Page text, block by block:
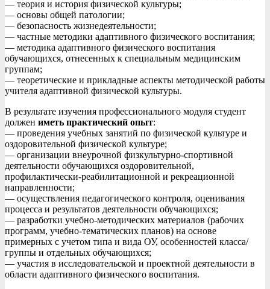
— теория и история физической культуры;
— основы общей патологии;
— безопасность жизнедеятельности;
— частные методики адаптивного физического воспитания;
— методика адаптивного физического воспитания
обучающихся, отнесенных к специальным медицинским
группам;
— теоретические и прикладные аспекты методической работы
учителя адаптивной физической культуры.
В результате изучения профессионального модуля студент
должен иметь практический опыт:
— проведения учебных занятий по физической культуре и
оздоровительной физической культуре;
— организации внеурочной физкультурно-спортивной
деятельности обучающихся оздоровительной,
профилактически-реабилитационной и рекреационной
направленности;
— осуществления педагогического контроля, оценивания
процесса и результатов деятельности обучающихся;
— разработки учебно-методических материалов (рабочих
программ, учебно-тематических планов) на основе
примерных с учетом типа и вида ОУ, особенностей класса/
группы и отдельных обучающихся;
— участия в исследовательской и проектной деятельности в
области адаптивного физического воспитания.